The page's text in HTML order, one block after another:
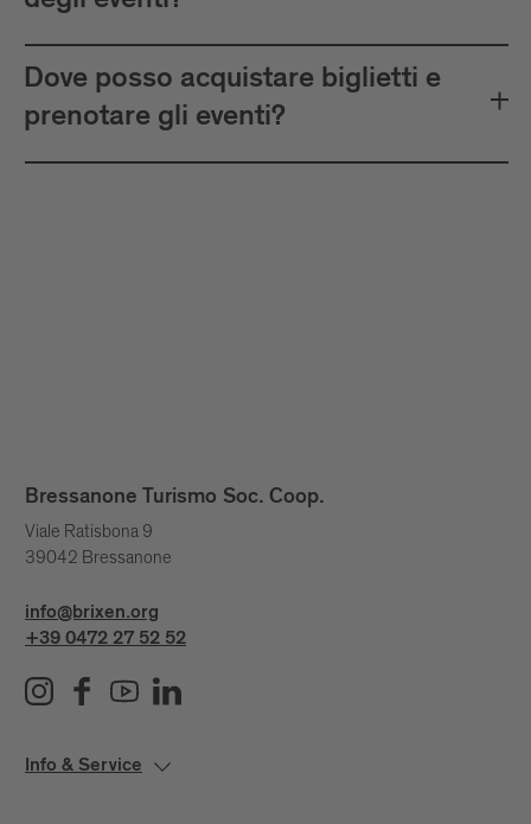
Dove posso acquistare biglietti e
prenotare gli eventi?
Bressanone Turismo Soc. Coop.
Viale Ratisbona 9
39042 Bressanone
info@brixen.org
+39 0472 27 52 52
Info & Service